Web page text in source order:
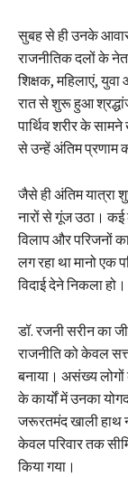
सुबह से ही उनके आवास
राजनीतिक दलों के
शिक्षक, महिलाएं,
रात से शुरू हुआ
पार्थिव शरीर के
से उन्हें अंतिम प्रणाम
जैसे ही अंतिम यात्रा
नारों से गूंज उठा।
विलाप और परिजनों
लग रहा था मानो एक
विदाई देने निकला हो।
डॉ. रजनी सरीन का
राजनीति को केवल
बनाया। असंख्य लोगों
के कार्यों में उनका
जरूरतमंद खाली हाथ
केवल परिवार तक
किया गया।